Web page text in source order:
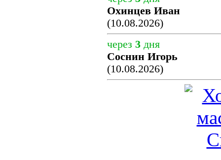
Охинцев Иван
(10.08.2026)
через 3 дня
Соснин Игорь
(10.08.2026)